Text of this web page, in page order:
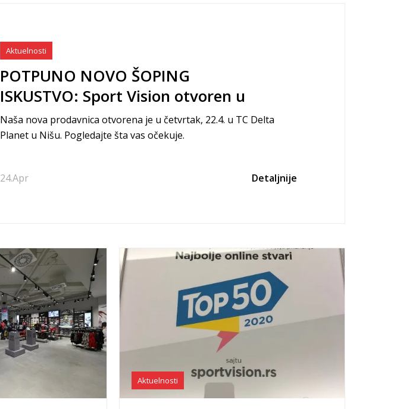
Aktuelnosti
POTPUNO NOVO ŠOPING
ISKUSTVO: Sport Vision otvoren u
TC Delta Planet u Nišu
Naša nova prodavnica otvorena je u četvrtak, 22.4. u TC Delta
Planet u Nišu. Pogledajte šta vas očekuje.
24.Apr Detaljnije
Aktuelnosti